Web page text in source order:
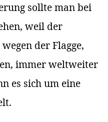
sollte man bei
weil der
der Flagge,
immer weltweiter
es sich um eine